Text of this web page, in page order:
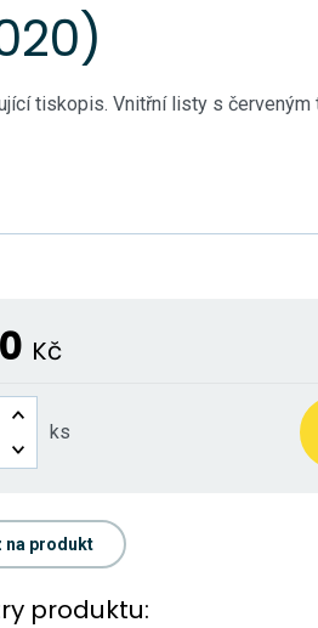
tiskopis. Vnitřní listy s červeným
Kč
ks
na produkt
produktu: